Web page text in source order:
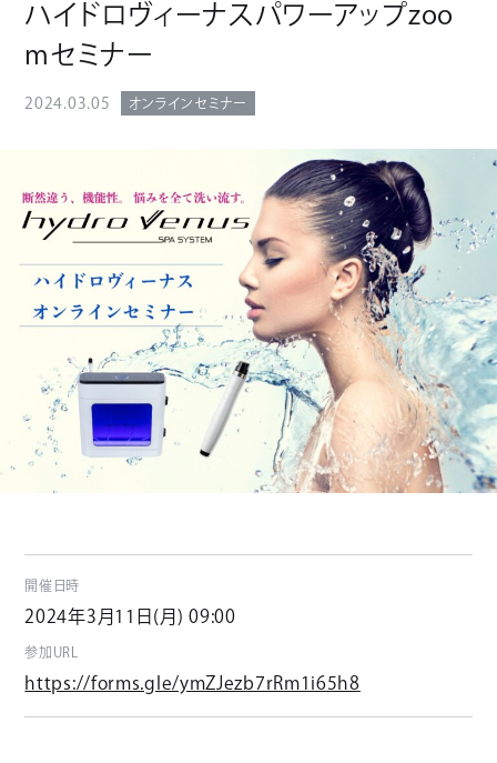
ハイドロヴィーナスパワーアップzoo
mセミナー
2024.03.05 オンラインセミナー
開催日時
2024年3月11日(月) 09:00
参加URL
https://forms.gle/ymZJezb7rRm1i65h8